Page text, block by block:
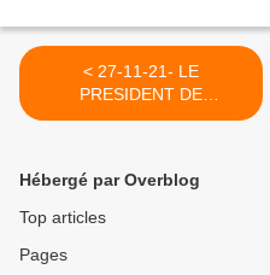
< 27-11-21- LE
PRESIDENT DE
.L'ASSEMBLEE
???
Hébergé par Overblog
Top articles
Pages